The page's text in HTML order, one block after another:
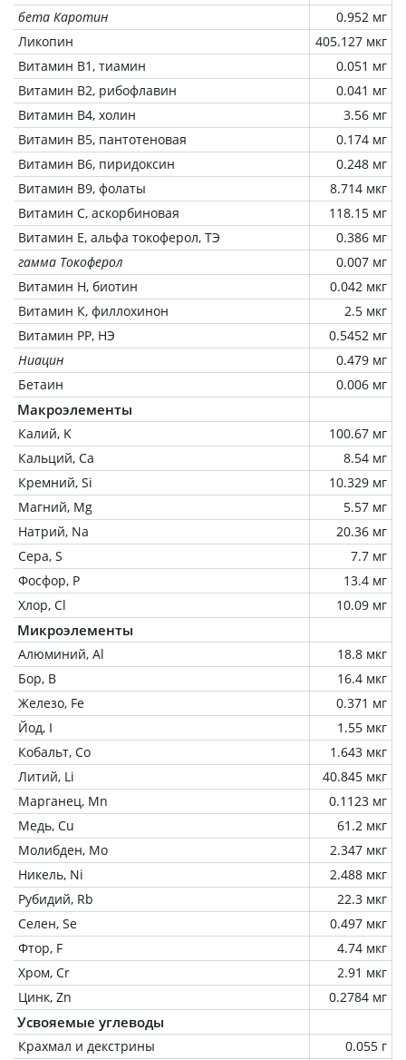
бета Каротин
0.952 мг
Ликопин
405.127 мкг
Витамин В1, тиамин
0.051 мг
Витамин В2, рибофлавин
0.041 мг
Витамин В4, холин
3.56 мг
Витамин В5, пантотеновая
0.174 мг
Витамин В6, пиридоксин
0.248 мг
Витамин В9, фолаты
8.714 мкг
Витамин C, аскорбиновая
118.15 мг
Витамин Е, альфа токоферол, ТЭ
0.386 мг
гамма Токоферол
0.007 мг
Витамин Н, биотин
0.042 мкг
Витамин К, филлохинон
2.5 мкг
Витамин РР, НЭ
0.5452 мг
Ниацин
0.479 мг
Бетаин
0.006 мг
Макроэлементы
Калий, K
100.67 мг
Кальций, Ca
8.54 мг
Кремний, Si
10.329 мг
Магний, Mg
5.57 мг
Натрий, Na
20.36 мг
Сера, S
7.7 мг
Фосфор, P
13.4 мг
Хлор, Cl
10.09 мг
Микроэлементы
Алюминий, Al
18.8 мкг
Бор, B
16.4 мкг
Железо, Fe
0.371 мг
Йод, I
1.55 мкг
Кобальт, Co
1.643 мкг
Литий, Li
40.845 мкг
Марганец, Mn
0.1123 мг
Медь, Cu
61.2 мкг
Молибден, Mo
2.347 мкг
Никель, Ni
2.488 мкг
Рубидий, Rb
22.3 мкг
Селен, Se
0.497 мкг
Фтор, F
4.74 мкг
Хром, Cr
2.91 мкг
Цинк, Zn
0.2784 мг
Усвояемые углеводы
Крахмал и декстрины
0.055 г